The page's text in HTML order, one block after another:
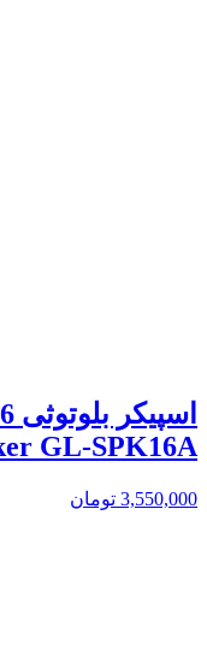
GL-SPK16A
3,550,000 تومان